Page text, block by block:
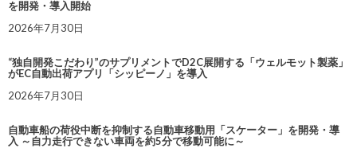
を開発・導入開始
2026年7月30日
“独自開発こだわり”のサプリメントでD2C展開する「ウェルモット製薬」
がEC自動出荷アプリ「シッピーノ」を導入
2026年7月30日
自動車船の荷役中断を抑制する自動車移動用「スケーター」を開発・導
入 ～自力走行できない車両を約5分で移動可能に～